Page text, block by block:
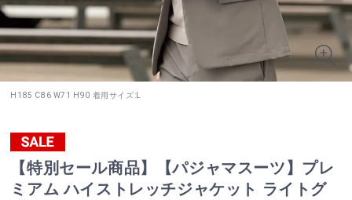
H185 C86 W71 H90 着用サイズ:L
【特別セール商品】【パジャマスーツ】プレ
ミアム ハイストレッチジャケット ライトグ